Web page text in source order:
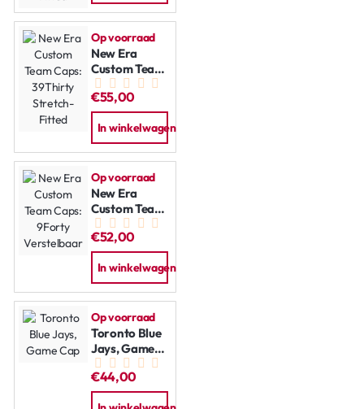
Op voorraad
New Era
Custom Team
Caps:
39Thirty
Stretch-
Fitted
€55,00
In winkelwagen
Op voorraad
New Era
Custom Team
Caps: 9Forty
Verstelbaar
€52,00
In winkelwagen
Op voorraad
Toronto Blue
Jays, Game
Cap
€44,00